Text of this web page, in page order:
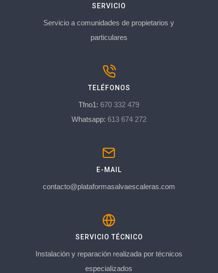
SERVICIO
Servicio a comunidades de propietarios y
particulares
TELÉFONOS
Tfno1: 670 332 479
Whatsapp: 613 674 272
E-MAIL
contacto@plataformasalvaescaleras.com
SERVICIO TÉCNICO
Instalación y reparación realizada por técnicos
especializados